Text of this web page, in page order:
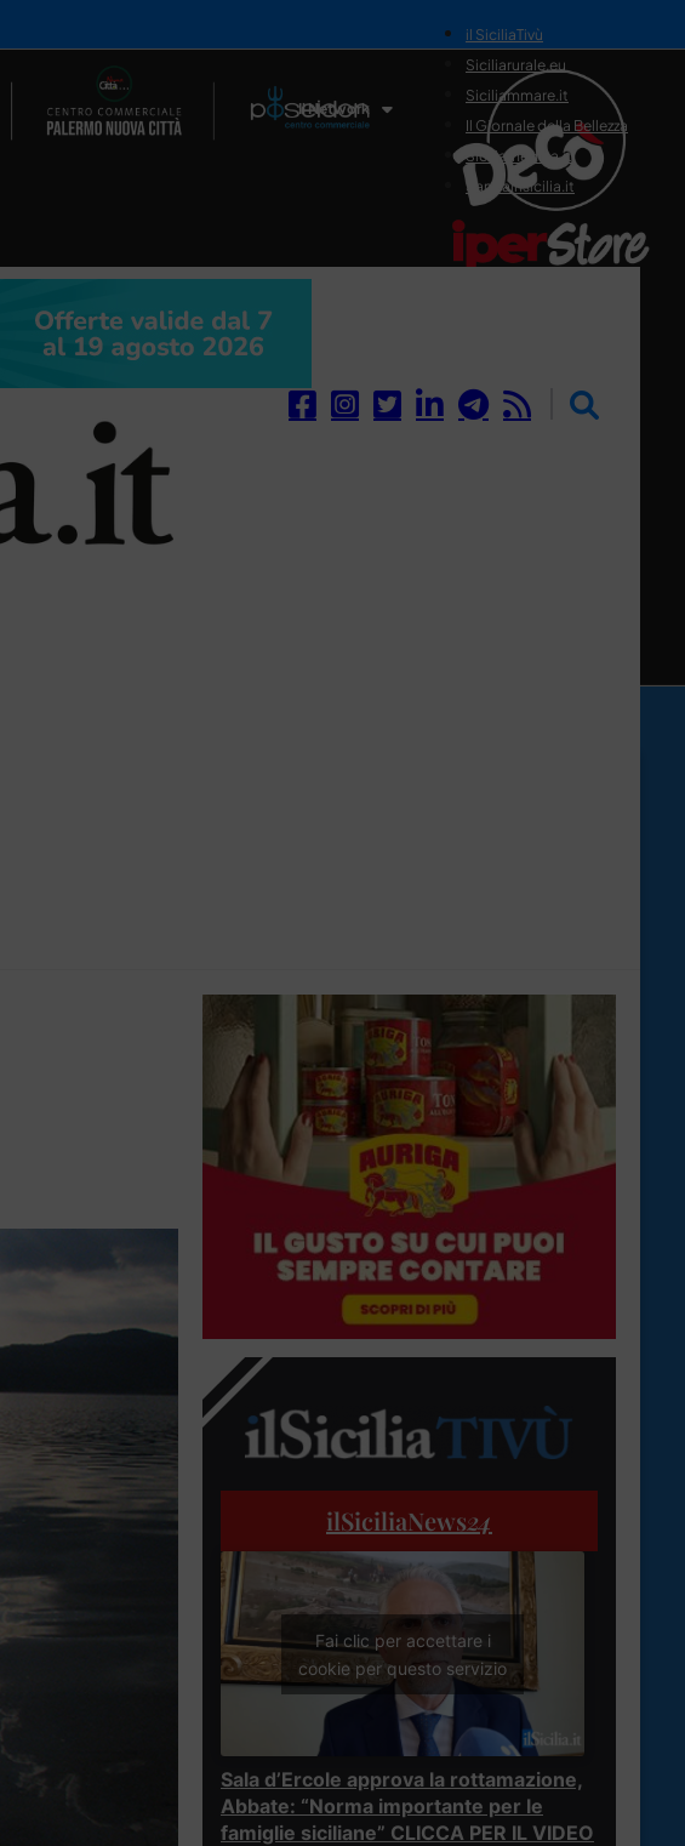
Il Network
il SiciliaTivù
Siciliarurale.eu
Siciliammare.it
Il Giornale della Bellezza
Siciliamedica.it
Sanitainsicilia.it
ilSiciliaNews24
Fai clic per accettare i
cookie per questo servizio
Sala d’Ercole approva la rottamazione,
Abbate: “Norma importante per le
famiglie siciliane” CLICCA PER IL VIDEO